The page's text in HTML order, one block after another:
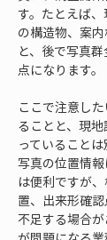
す。たとえば
の構造物、案
と、後で写真
点になります。
ここで注意し
ることと、現
っていること
写真の位置情
は便利ですが
置、出来形確
不足する場合